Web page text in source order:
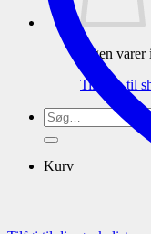
Ingen
Tilbage til
Søg
efter:
Kurv